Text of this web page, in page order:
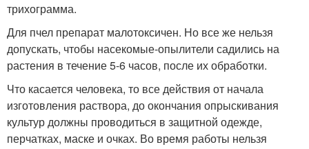
трихограмма.
Для пчел препарат малотоксичен. Но все же нельзя
допускать, чтобы насекомые-опылители садились на
растения в течение 5-6 часов, после их обработки.
Что касается человека, то все действия от начала
изготовления раствора, до окончания опрыскивания
культур должны проводиться в защитной одежде,
перчатках, маске и очках. Во время работы нельзя